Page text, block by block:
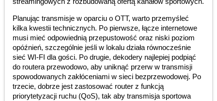
Planując transmisje w oparciu o OTT, warto przemyśleć
kilka kwestii technicznych. Po pierwsze, łącze internetowe
musi mieć odpowiednią przepustowość oraz niski poziom
opóźnień, szczególnie jeśli w lokalu działa równocześnie
sieć WI-FI dla gości. Po drugie, dekodery najlepiej podpiąć
do routera przewodowo, aby uniknąć przerw w transmisji
spowodowanych zakłóceniami w sieci bezprzewodowej. Po
trzecie, dobrze jest zastosować router z funkcją
priorytetyzacji ruchu (QoS), tak aby transmisja sportowa